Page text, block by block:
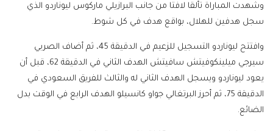
وشهدت المباراة تألقا لافتا من جانب البرازيلي ماركوس ليوناردو الذي
سجل هدفين للهلال، بواقع هدف في كل شوط.
وافتتح ليوناردو التسجيل للزعيم في الدقيقة 45، ثم أضاف الصربي
سيرجي ميلينكوفيتش سافيتش الهدف الثاني في الدقيقة 62، قبل أن
يعود ليوناردو ويسجل الهدف الثاني له والثالث للفريق السعودي في
الدقيقة 75، ثم أحرز البرتغالي جواو كانسيلو الهدف الرابع في الوقت بدل
الضائع.